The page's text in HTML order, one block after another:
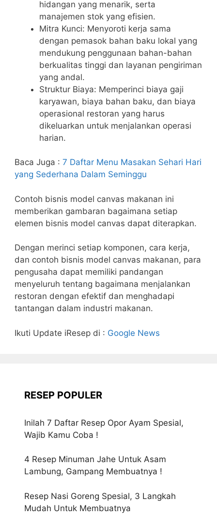
hidangan yang menarik, serta
manajemen stok yang efisien.
Mitra Kunci: Menyoroti kerja sama
dengan pemasok bahan baku lokal yang
mendukung penggunaan bahan-bahan
berkualitas tinggi dan layanan pengiriman
yang andal.
Struktur Biaya: Memperinci biaya gaji
karyawan, biaya bahan baku, dan biaya
operasional restoran yang harus
dikeluarkan untuk menjalankan operasi
harian.
Baca Juga : 7 Daftar Menu Masakan Sehari Hari
yang Sederhana Dalam Seminggu
Contoh bisnis model canvas makanan ini
memberikan gambaran bagaimana setiap
elemen bisnis model canvas dapat diterapkan.
Dengan merinci setiap komponen, cara kerja,
dan contoh bisnis model canvas makanan, para
pengusaha dapat memiliki pandangan
menyeluruh tentang bagaimana menjalankan
restoran dengan efektif dan menghadapi
tantangan dalam industri makanan.
Ikuti Update iResep di : Google News
RESEP POPULER
Inilah 7 Daftar Resep Opor Ayam Spesial,
Wajib Kamu Coba !
4 Resep Minuman Jahe Untuk Asam
Lambung, Gampang Membuatnya !
Resep Nasi Goreng Spesial, 3 Langkah
Mudah Untuk Membuatnya